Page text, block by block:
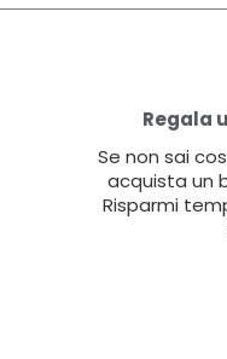
Regala
Se non sai
acquista un
Risparmi